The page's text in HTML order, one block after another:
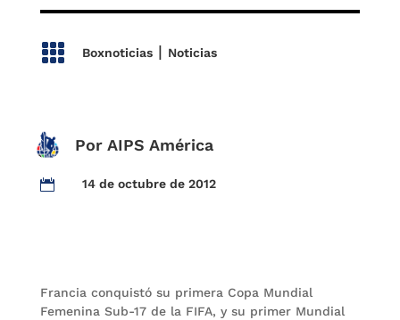
 Boxnoticias| Noticias
Por AIPS América
 14 de octubre de 2012
Francia conquistó su primera Copa Mundial
Femenina Sub-17 de la FIFA, y su primer Mundial